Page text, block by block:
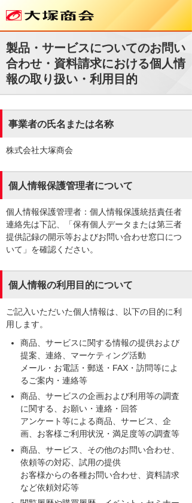
製品・サービスについてのお問い
合わせ・資料請求における個人情
報の取り扱い・利用目的
事業者の氏名または名称
株式会社大塚商会
個人情報保護管理者について
個人情報保護管理者：個人情報保護統括責任者
連絡先は下記、「保有個人データまたは第三者
提供記録の開示等およびお問い合わせ窓口につ
いて」を確認ください。
個人情報の利用目的について
ご記入いただいた個人情報は、以下の目的に利
用します。
商品、サービスに関する情報の提供および
提案、連絡、マーケティング活動
メール・お電話・郵送・FAX・訪問等によ
るご案内・連絡等
商品、サービスの企画および利用等の調査
に関する、お願い・連絡・回答
アンケート等による商品、サービス、企
画、お客様ご利用状況・満足度等の調査等
商品、サービス、その他のお問い合わせ、
依頼等の対応、試用の提供
お客様からの各種お問い合わせ、資料請求
など依頼対応等